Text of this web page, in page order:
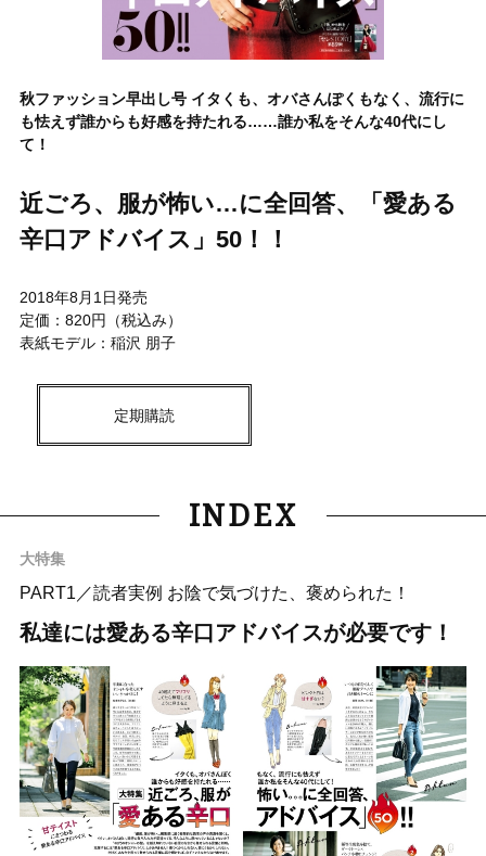
秋ファッション早出し号 イタくも、オバさんぽくもなく、流行に
も怯えず誰からも好感を持たれる……誰か私をそんな40代にし
て！
近ごろ、服が怖い…に全回答、「愛ある
辛口アドバイス」50！！
2018年8月1日発売
定価：820円（税込み）
表紙モデル：稲沢 朋子
定期購読
INDEX
大特集
PART1／読者実例 お陰で気づけた、褒められた！
私達には愛ある辛口アドバイスが必要です！